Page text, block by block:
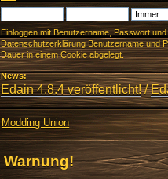
Einloggen mit Benutzername, Passwort
Datenschutzerklärung Benutzername und
Dauer in einem Cookie abgelegt.
News:
Edain 4.8.4 veröffentlicht!/
Modding Union
Warnung!